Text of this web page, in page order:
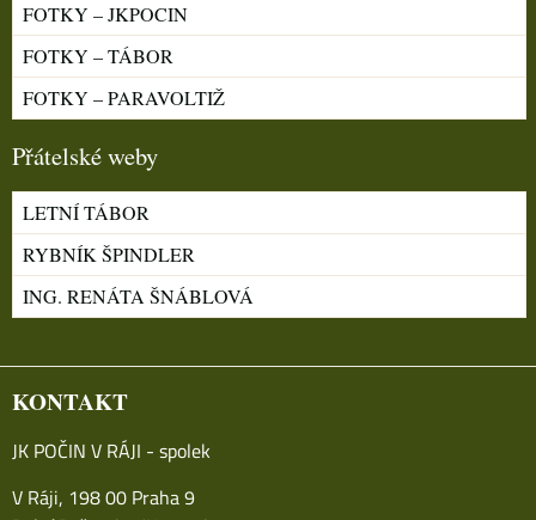
FOTKY – JKPOCIN
FOTKY – TÁBOR
FOTKY – PARAVOLTIŽ
Přátelské weby
LETNÍ TÁBOR
RYBNÍK ŠPINDLER
ING. RENÁTA ŠNÁBLOVÁ
KONTAKT
JK POČIN V RÁJI - spolek
V Ráji, 198 00 Praha 9